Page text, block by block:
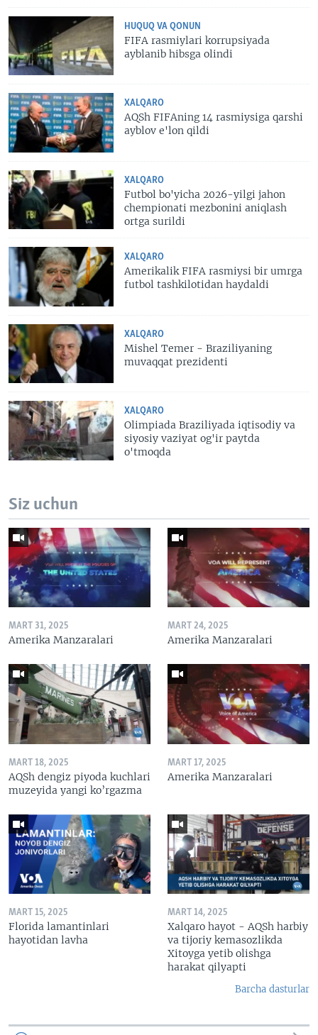
HUQUQ VA QONUN
FIFA rasmiylari korrupsiyada
ayblanib hibsga olindi
XALQARO
AQSh FIFAning 14 rasmiysiga qarshi
ayblov e'lon qildi
XALQARO
Futbol bo'yicha 2026-yilgi jahon
chempionati mezbonini aniqlash
ortga surildi
XALQARO
Amerikalik FIFA rasmiysi bir umrga
futbol tashkilotidan haydaldi
XALQARO
Mishel Temer - Braziliyaning
muvaqqat prezidenti
XALQARO
Olimpiada Braziliyada iqtisodiy va
siyosiy vaziyat og'ir paytda
o'tmoqda
Siz uchun
MART 31, 2025
Amerika Manzaralari
MART 24, 2025
Amerika Manzaralari
MART 18, 2025
AQSh dengiz piyoda kuchlari
muzeyida yangi ko’rgazma
MART 17, 2025
Amerika Manzaralari
MART 15, 2025
Florida lamantinlari
hayotidan lavha
MART 14, 2025
Xalqaro hayot - AQSh harbiy
va tijoriy kemasozlikda
Xitoyga yetib olishga
harakat qilyapti
Barcha dasturlar